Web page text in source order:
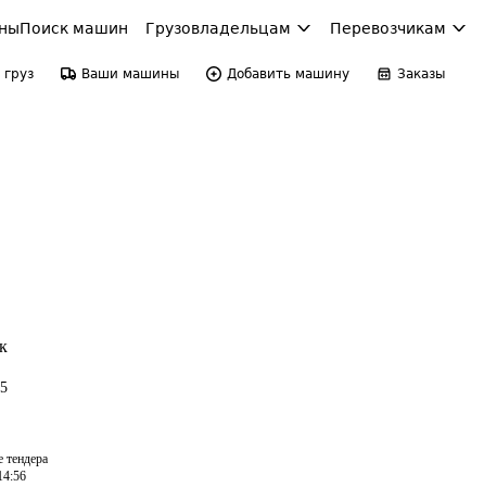
Поиск машин Грузовладельцам Перевозчикам
Ваши машины Добавить машину Заказы
тендера